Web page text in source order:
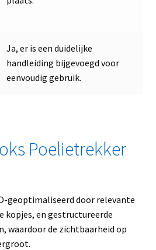
Ja, er is een duidelijke
handleiding bijgevoegd voor
eenvoudig gebruik.
Poelietrekker
geoptimaliseerd door relevante
kopjes, en gestructureerde
waardoor de zichtbaarheid op